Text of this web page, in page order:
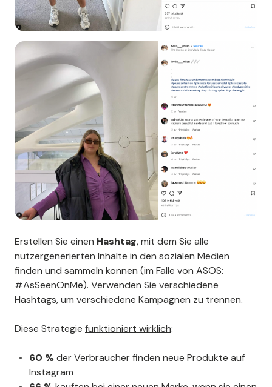
Erstellen Sie einen Hashtag, mit dem Sie alle
nutzergenerierten Inhalte in den sozialen Medien
finden und sammeln können (im Falle von ASOS:
#AsSeenOnMe). Verwenden Sie verschiedene
Hashtags, um verschiedene Kampagnen zu trennen.
Diese Strategie funktioniert wirklich:
60 %der Verbraucher finden neue Produkte auf
Instagram